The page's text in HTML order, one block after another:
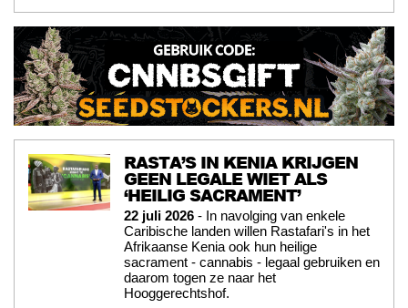
RASTA’S IN KENIA KRIJGEN
GEEN LEGALE WIET ALS
‘HEILIG SACRAMENT’
22 juli 2026 - In navolging van enkele
Caribische landen willen Rastafari's in het
Afrikaanse Kenia ook hun heilige
sacrament - cannabis - legaal gebruiken en
daarom togen ze naar het
Hooggerechtshof.